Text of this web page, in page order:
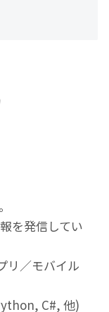
を発信してい
リ／モバイル
C#, 他)